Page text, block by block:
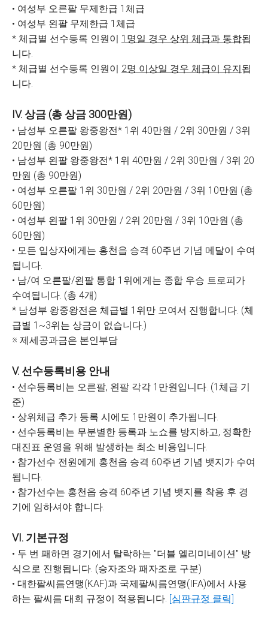
• 여성부 오른팔 무제한급 1체급
• 여성부 왼팔 무제한급 1체급
* 체급별 선수등록 인원이 1명일 경우 상위 체급과 통합됩
니다.
* 체급별 선수등록 인원이 2명 이상일 경우 체급이 유지됩
니다.
IV. 상금 (총 상금 300만원)
• 남성부 오른팔 왕중왕전* 1위 40만원 / 2위 30만원 / 3위
20만원 (총 90만원)
• 남성부 왼팔 왕중왕전* 1위 40만원 / 2위 30만원 / 3위 20
만원 (총 90만원)
• 여성부 오른팔 1위 30만원 / 2위 20만원 / 3위 10만원 (총
60만원)
• 여성부 왼팔 1위 30만원 / 2위 20만원 / 3위 10만원 (총
60만원)
• 모든 입상자에게는 홍천읍 승격 60주년 기념 메달이 수여
됩니다.
• 남/여 오른팔/왼팔 통합 1위에게는 종합 우승 트로피가
수여됩니다. (총 4개)
* 남성부 왕중왕전은 체급별 1위만 모여서 진행합니다. (체
급별 1~3위는 상금이 없습니다.)
※ 제세공과금은 본인부담
V. 선수등록비용 안내
• 선수등록비는 오른팔, 왼팔 각각 1만원입니다. (1체급 기
준)
• 상위체급 추가 등록 시에도 1만원이 추가됩니다.
• 선수등록비는 무분별한 등록과 노쇼를 방지하고, 정확한
대진표 운영을 위해 발생하는 최소 비용입니다.
• 참가선수 전원에게 홍천읍 승격 60주년 기념 뱃지가 수여
됩니다.
• 참가선수는 홍천읍 승격 60주년 기념 뱃지를 착용 후 경
기에 임하셔야 합니다.
VI. 기본규정
• 두 번 패하면 경기에서 탈락하는 "더블 엘리미네이션" 방
식으로 진행됩니다. (승자조와 패자조로 구분)
• 대한팔씨름연맹(KAF)과 국제팔씨름연맹(IFA)에서 사용
하는 팔씨름 대회 규정이 적용됩니다. [심판규정 클릭]